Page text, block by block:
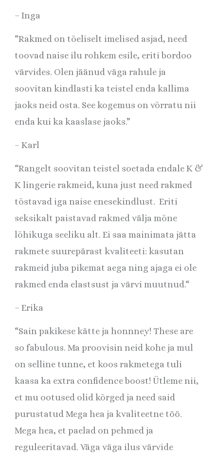
– Inga
“Rakmed on tõeliselt imelised asjad, need
toovad naise ilu rohkem esile, eriti bordoo
värvides. Olen jäänud väga rahule ja
soovitan kindlasti ka teistel enda kallima
jaoks neid osta. See kogemus on võrratu nii
enda kui ka kaaslase jaoks.”
– Karl
“Rangelt soovitan teistel soetada endale K &
K lingerie rakmeid, kuna just need rakmed
tõstavad iga naise enesekindlust. Eriti
seksikalt paistavad rakmed välja mõne
lõhikuga seeliku alt. Ei saa mainimata jätta
rakmete suurepärast kvaliteeti: kasutan
rakmeid juba pikemat aega ning ajaga ei ole
rakmed enda elastsust ja värvi muutnud.“
– Erika
“Sain pakikese kätte ja honnney! These are
so fabulous. Ma proovisin neid kohe ja mul
on selline tunne, et koos rakmetega tuli
kaasa ka extra confidence boost! Ütleme nii,
et mu ootused olid kõrged ja need said
purustatudMega hea ja kvaliteetne töö.
Mega hea, et paelad on pehmed ja
reguleeritavad. Väga väga ilus värvide